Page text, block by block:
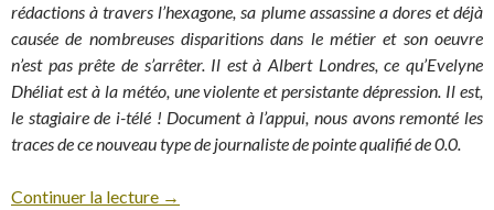
rédactions à travers l’hexagone, sa plume assassine a dores et déjà
causée de nombreuses disparitions dans le métier et son oeuvre
n’est pas prête de s’arrêter. Il est à Albert Londres, ce qu’Evelyne
Dhéliat est à la météo, une violente et persistante dépression. Il est,
le stagiaire de i-télé ! Document à l’appui, nous avons remonté les
traces de ce nouveau type de journaliste de pointe qualifié de 0.0.
Continuer la lecture →